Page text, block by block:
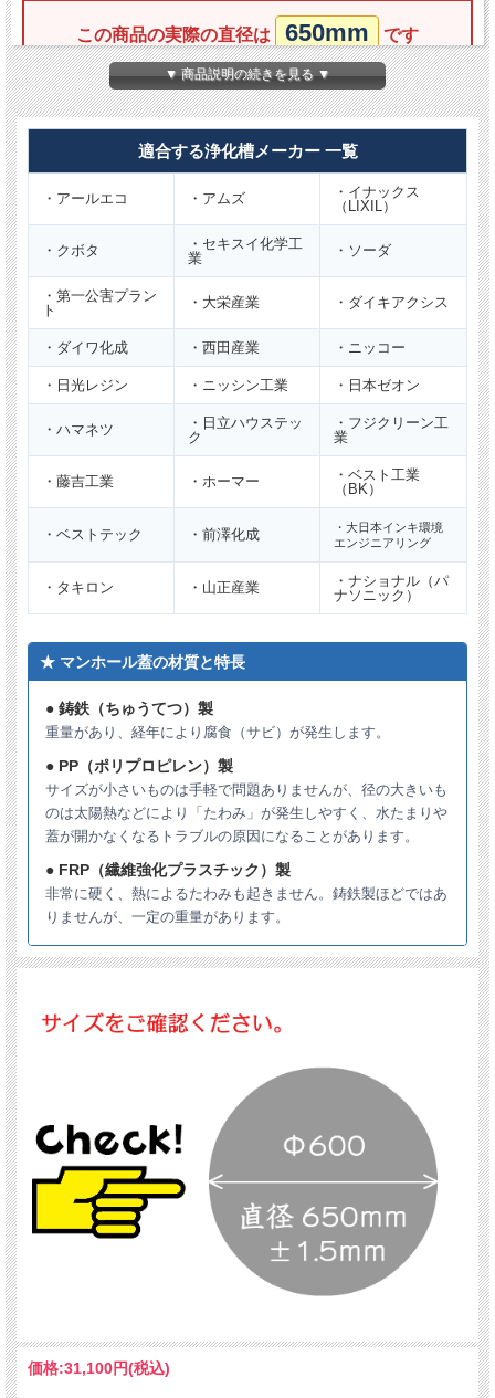
この商品の実際の直径は 650mm です
【規格表記（Φ600）だけで適合判断はできません】
古いマンホール蓋は、同じ規格表示であってもメーカーや
サイズが統一されていない時期
がありました。
トラブル防止のため、表記だけで判断せず、必ず現在ご使
用中の蓋の「実際の直径（mm）」を計測してください。
呼び径 φ600
実寸
直径650mm（±1.5mm）
耐荷重 6t
安全荷重
【安全荷重とは】自動車1輪あたりの概略重量で
ロック ロック付き
用途 ガレージ用(6t車未満）
材質 FRP（繊維強化プラスチック）製
※複数枚ご注文の場合は納期がかかる場合がございます。
▼ 商品説明の続きを見る ▼
適合する浄化槽メーカー 一覧
・アールエコ ・アムズ
・イナックス
（LIXIL）
・クボタ
・セキスイ化学工
業
・ソーダ
・第一公害プラン
ト
・大栄産業 ・ダイキアクシス
・ダイワ化成 ・西田産業 ・ニッコー
・日光レジン ・ニッシン工業 ・日本ゼオン
・ハマネツ
・日立ハウステッ
ク
・フジクリーン工
業
・藤吉工業 ・ホーマー
・ベスト工業
（BK）
・ベストテック ・前澤化成
・大日本インキ環境
エンジニアリング
・タキロン ・山正産業
・ナショナル（パ
ナソニック）
★ マンホール蓋の材質と特長
● 鋳鉄（ちゅうてつ）製
重量があり、経年により腐食（サビ）が発生します。
● PP（ポリプロピレン）製
サイズが小さいものは手軽で問題ありませんが、径の大きいも
のは太陽熱などにより「たわみ」が発生しやすく、水たまりや
蓋が開かなくなるトラブルの原因になることがあります。
● FRP（繊維強化プラスチック）製
非常に硬く、熱によるたわみも起きません。鋳鉄製ほどではあ
りませんが、一定の重量があります。
価格:31,100円(税込)